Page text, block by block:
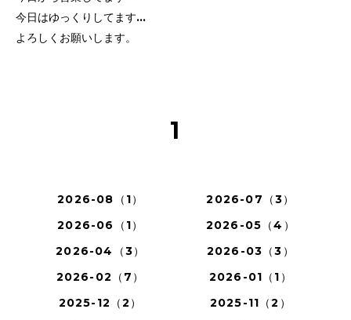
今日はゆっくりしてます…
よろしくお願いします。
1
2026-08（1）
2026-07（3）
2026-06（1）
2026-05（4）
2026-04（3）
2026-03（3）
2026-02（7）
2026-01（1）
2025-12（2）
2025-11（2）